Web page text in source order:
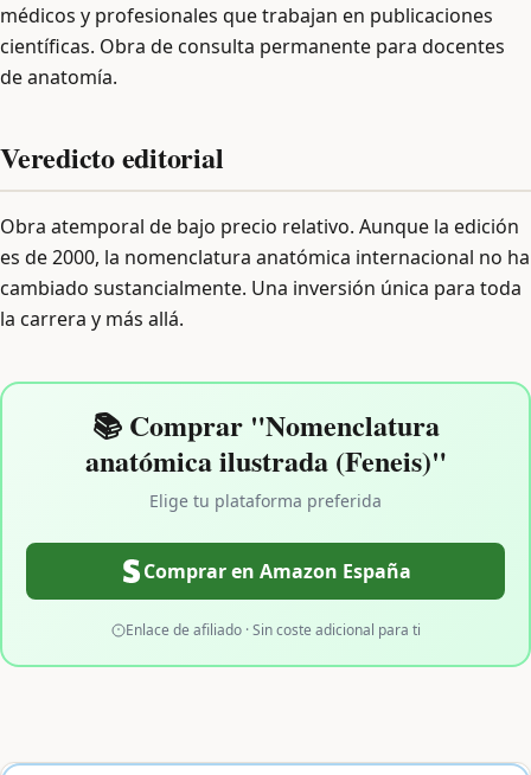
médicos y profesionales que trabajan en publicaciones
científicas. Obra de consulta permanente para docentes
de anatomía.
Veredicto editorial
Obra atemporal de bajo precio relativo. Aunque la edición
es de 2000, la nomenclatura anatómica internacional no ha
cambiado sustancialmente. Una inversión única para toda
la carrera y más allá.
📚 Comprar "Nomenclatura
anatómica ilustrada (Feneis)"
Elige tu plataforma preferida
Comprar en Amazon España
Enlace de afiliado · Sin coste adicional para ti